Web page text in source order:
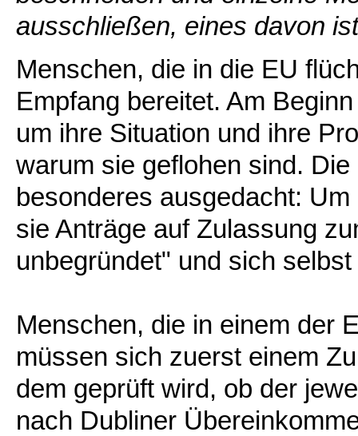
ausschließen, eines davon
Menschen, die in die EU
Empfang bereitet. Am
um ihre Situation und ihre
warum sie geflohen sind.
besonderes ausgedacht:
sie Anträge auf Zulassung
unbegründet" und sich
Menschen, die in einem der
müssen sich zuerst einem
dem geprüft wird, ob der
nach Dubliner